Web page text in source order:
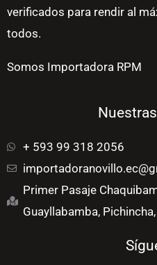
verificados para rendir al
todos.
Somos Importadora RPM
+ 593 99 318 2056
Primer Pasaje
Guayllabamba,